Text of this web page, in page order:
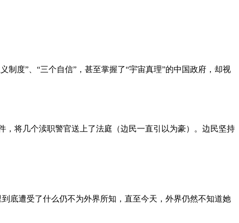
度”、“三个自信”，甚至掌握了“宇宙真理”的中国政府，却视
将几个渎职警官送上了法庭（边民一直引以为豪）。边民坚持
底遭受了什么仍不为外界所知，直至今天，外界仍然不知道她